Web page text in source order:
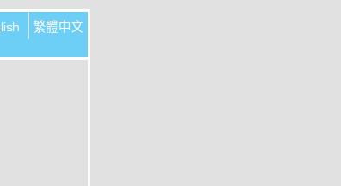
繁體中文